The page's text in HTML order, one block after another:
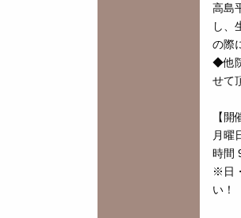
高島
し、
の際
◆他
せて
【
月曜
時間
※日
い！